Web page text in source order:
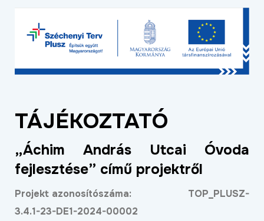
TÁJÉKOZTATÓ
„Áchim András Utcai Óvoda
fejlesztése” című projektről
Projekt azonosítószáma: TOP_PLUSZ-
3.4.1-23-DE1-2024-00002